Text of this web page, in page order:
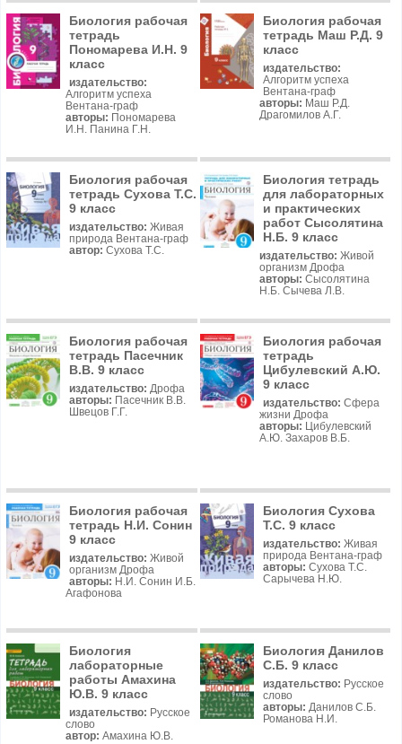
Биология рабочая
тетрадь
Пономарева И.Н. 9
класс
издательство:
Алгоритм успеха
Вентана-граф
авторы: Пономарева
И.Н. Панина Г.Н.
Биология рабочая
тетрадь Маш Р.Д. 9
класс
издательство:
Алгоритм успеха
Вентана-граф
авторы: Маш Р.Д.
Драгомилов А.Г.
Биология рабочая
тетрадь Сухова Т.С.
9 класс
издательство: Живая
природа Вентана-граф
автор: Сухова Т.С.
Биология тетрадь
для лабораторных
и практических
работ Сысолятина
Н.Б. 9 класс
издательство: Живой
организм Дрофа
авторы: Сысолятина
Н.Б. Сычева Л.В.
Биология рабочая
тетрадь Пасечник
В.В. 9 класс
издательство: Дрофа
авторы: Пасечник В.В.
Швецов Г.Г.
Биология рабочая
тетрадь
Цибулевский А.Ю.
9 класс
издательство: Сфера
жизни Дрофа
авторы: Цибулевский
А.Ю. Захаров В.Б.
Биология рабочая
тетрадь Н.И. Сонин
9 класс
издательство: Живой
организм Дрофа
авторы: Н.И. Сонин И.Б.
Агафонова
Биология Сухова
Т.С. 9 класс
издательство: Живая
природа Вентана-граф
авторы: Сухова Т.С.
Сарычева Н.Ю.
Биология
лабораторные
работы Амахина
Ю.В. 9 класс
издательство: Русское
слово
автор: Амахина Ю.В.
Биология Данилов
С.Б. 9 класс
издательство: Русское
слово
авторы: Данилов С.Б.
Романова Н.И.